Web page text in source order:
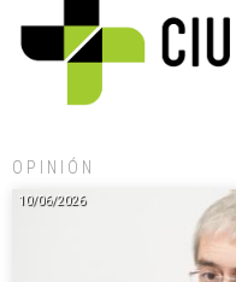
OPINIÓN
10/06/2026